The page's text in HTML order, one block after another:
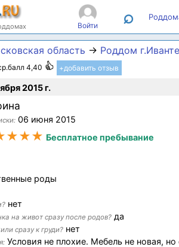
Войти ⌕
область → Роддом
4,40 +добавить отзыв
2015 г.
06 июня 2015
Бесплатное пребывание
роды
нет
на живот сразу после родов? да
сразу к груди? нет
Условия не плохие. Мебель не новая,